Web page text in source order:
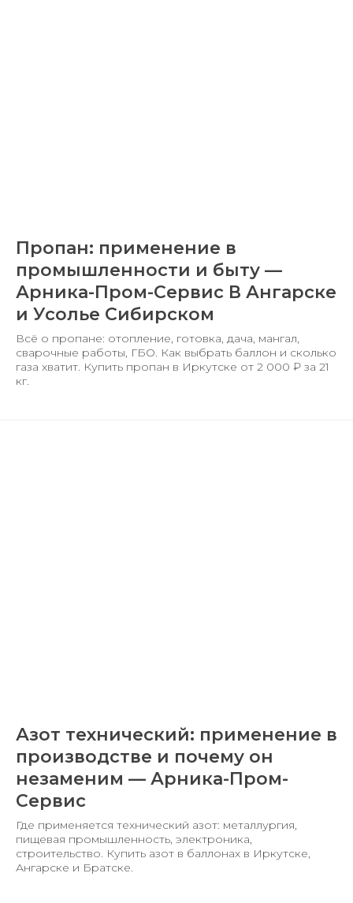
Пропан: применение в
промышленности и быту —
Арника-Пром-Сервис В Ангарске
и Усолье Сибирском
Всё о пропане: отопление, готовка, дача, мангал,
сварочные работы, ГБО. Как выбрать баллон и сколько
газа хватит. Купить пропан в Иркутске от 2 000 ₽ за 21
кг.
Азот технический: применение в
производстве и почему он
незаменим — Арника-Пром-
Сервис
Где применяется технический азот: металлургия,
пищевая промышленность, электроника,
строительство. Купить азот в баллонах в Иркутске,
Ангарске и Братске.